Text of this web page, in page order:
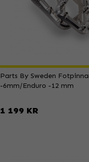
Parts By Sweden
-6mm/Enduro -12 mm
1 199 KR